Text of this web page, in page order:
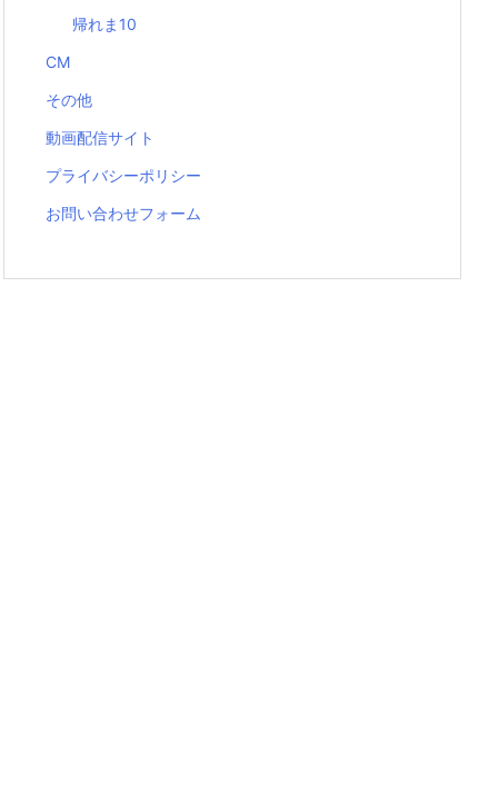
帰れま10
CM
その他
動画配信サイト
プライバシーポリシー
お問い合わせフォーム